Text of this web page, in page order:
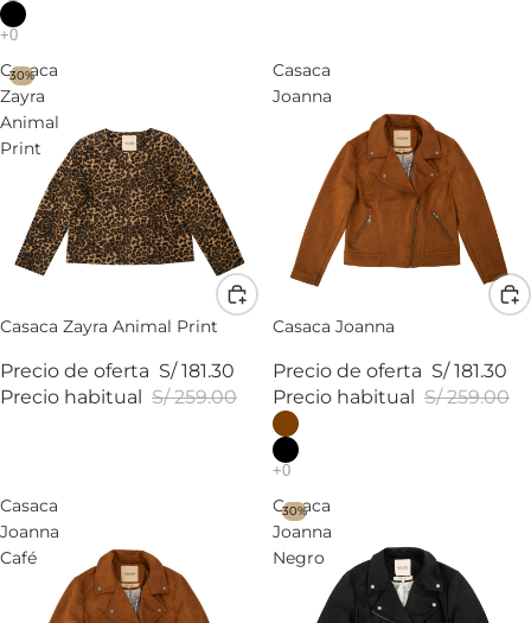
Casaca
Zayra
Animal
Print
30%
Casaca Zayra Animal Print
Precio de oferta S/ 181.30
Precio habitual
S/ 259.00
Casaca
Joanna
Casaca Joanna
Precio de oferta S/ 181.30
Precio habitual
S/ 259.00
Casaca
Joanna
Café
Casaca
Joanna
Negro
30%